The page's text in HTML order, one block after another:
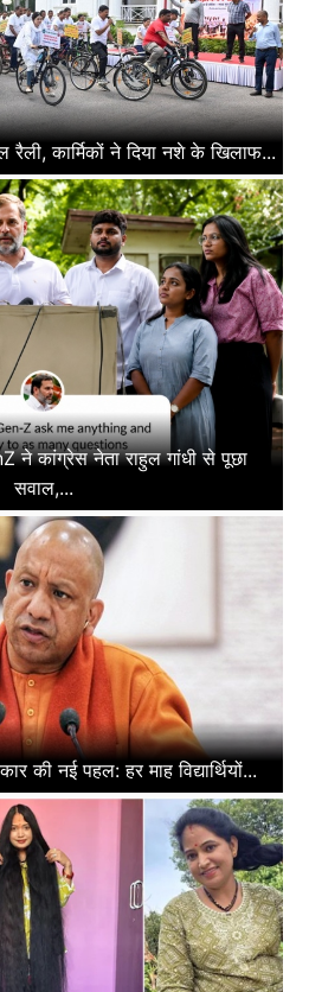
कार्मिकों ने दिया नशे के खिलाफ...
ने कांग्रेस नेता राहुल गांधी से पूछा
सवाल,...
की नई पहल: हर माह विद्यार्थियों...